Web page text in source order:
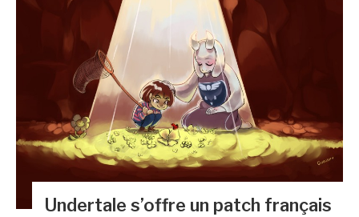
Undertale s’offre un patch français